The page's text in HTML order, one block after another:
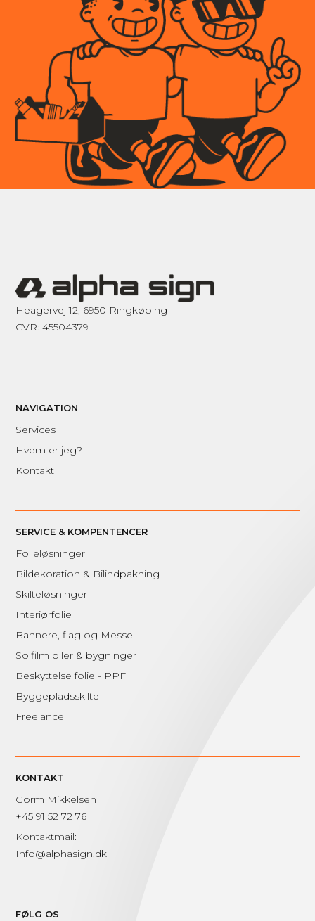
Heagervej 12, 6950 Ringkøbing
CVR: 45504379
NAVIGATION
Services
Hvem er jeg?
Kontakt
SERVICE & KOMPENTENCER
Folieløsninger
Bildekoration & Bilindpakning
Skilteløsninger
Interiørfolie
Bannere, flag og Messe
Solfilm biler & bygninger
Beskyttelse folie - PPF
Byggepladsskilte
Freelance
KONTAKT
Gorm Mikkelsen
+45 91 52 72 76
Kontaktmail:
Info@alphasign.dk
FØLG OS